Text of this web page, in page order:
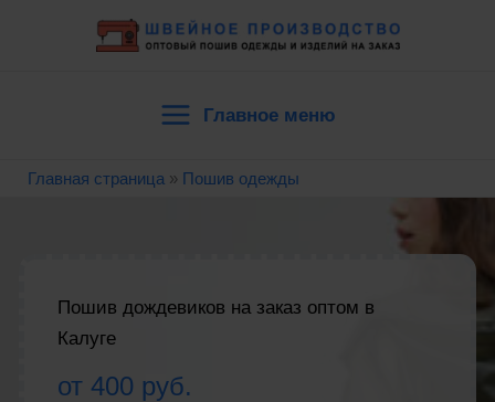
Menu
Главное меню
Главная страница » Пошив одежды
Пошив дождевиков на заказ оптом в
Калуге
от 400 руб.